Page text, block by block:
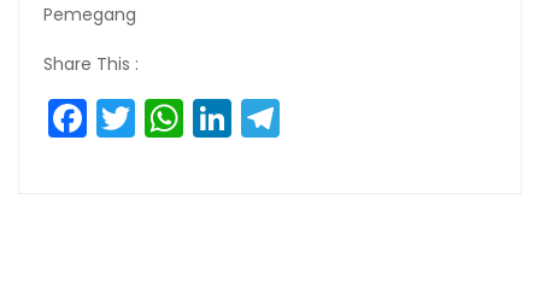
Pemegang
Share This :
Facebook
Twitter
WhatsApp
LinkedIn